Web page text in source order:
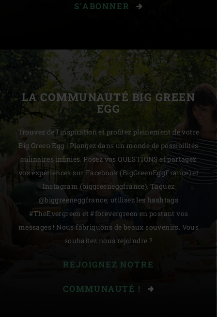
S'ABONNER
LA COMMUNAUTÉ BIG GREEN
EGG
Trouvez de l'inspiration et profitez pleinement de votre
Big Green Egg ! Plongez dans un monde de possibilités
culinaires infinies. Posez vos QUESTIONS et partagez
vos expériences sur Facebook (BigGreenEggFrance) et
Instagram (biggreeneggfrance). Taguez
@biggreeneggfrance, utilisez les hashtags
#TheEvergreen et #forevergreen en postant vos
messages ! Nous fabriquons de beaux souvenirs. Vous
souhaitez nous rejoindre ?
REJOIGNEZ NOTRE
COMMUNAUTÉ !